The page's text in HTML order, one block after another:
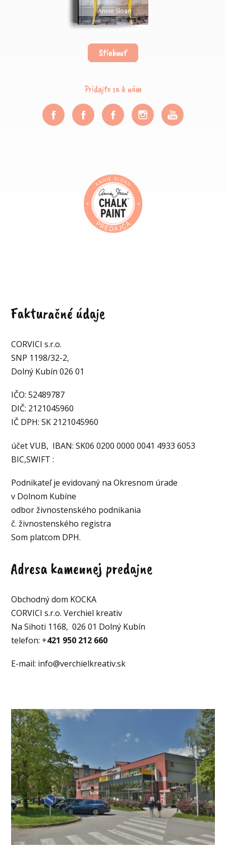
Annie Sloan
Stiahnuť
Pridajte sa k nám
Fakturačné údaje
CORVICI s.r.o.
SNP 1198/32-2,
Dolný Kubín 026 01
IČO: 52489787
DIČ: 2121045960
IČ DPH: SK 2121045960
účet VUB, IBAN: SK06 0200 0000 0041 4933 6053
BIC,SWIFT :
Podnikateľ je evidovaný na Okresnom úrade
v Dolnom Kubíne
odbor živnostenského podnikania
č. živnostenského registra
Som platcom DPH.
Adresa kamennej predajne
Obchodný dom KOCKA
CORVICI s.r.o. Verchiel kreativ
Na Sihoti 1168, 026 01 Dolný Kubín
telefon: +421 950 212 660
E-mail: info@verchielkreativ.sk